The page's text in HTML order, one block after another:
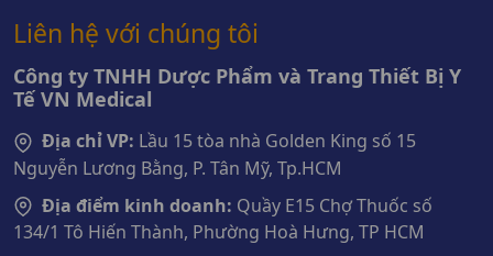
Liên hệ với chúng tôi
Công ty TNHH Dược Phẩm và Trang Thiết Bị Y
Tế VN Medical
Địa chỉ VP: Lầu 15 tòa nhà Golden King số 15
Nguyễn Lương Bằng, P. Tân Mỹ, Tp.HCM
Địa điểm kinh doanh: Quầy E15 Chợ Thuốc số
134/1 Tô Hiến Thành, Phường Hoà Hưng, TP HCM